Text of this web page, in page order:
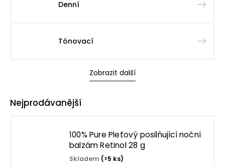
Denní
Tónovací
Zobrazit další
Nejprodávanější
100% Pure Pleťový posilňující noční
balzám Retinol 28 g
Skladem (>5 ks)